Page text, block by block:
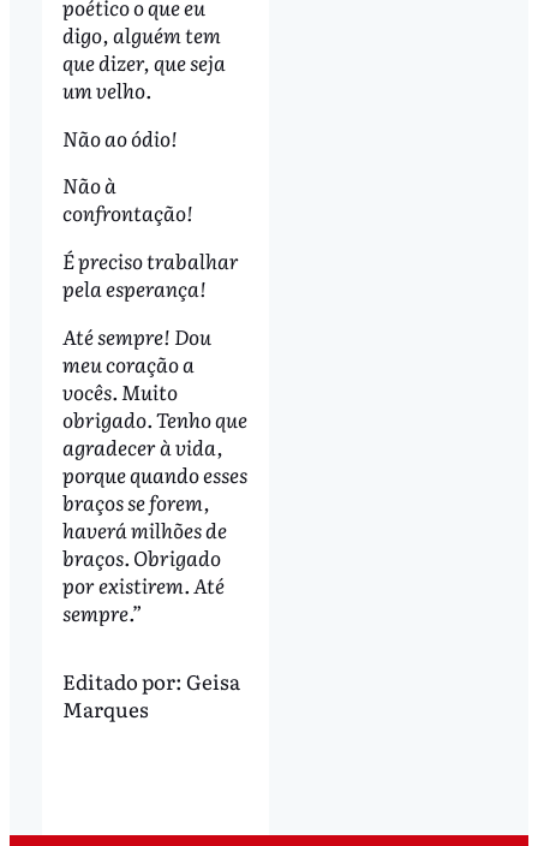
poético o que eu
digo, alguém tem
que dizer, que seja
um velho.
Não ao ódio!
Não à
confrontação!
É preciso trabalhar
pela esperança!
Até sempre! Dou
meu coração a
vocês. Muito
obrigado. Tenho que
agradecer à vida,
porque quando esses
braços se forem,
haverá milhões de
braços. Obrigado
por existirem. Até
sempre.”
Editado por: Geisa
Marques